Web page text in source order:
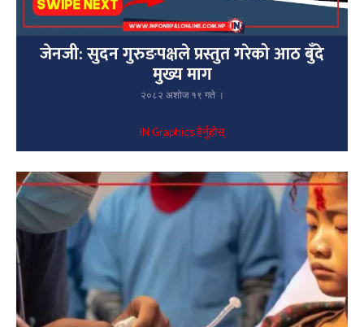
जेनजी: सुदन गुरुङपक्षले प्रस्तुत गरेको आठ बुँदे
मुख्य माग
२०८२ अशोज १९ गते ।
IN Graphics हेर्नुहोस्